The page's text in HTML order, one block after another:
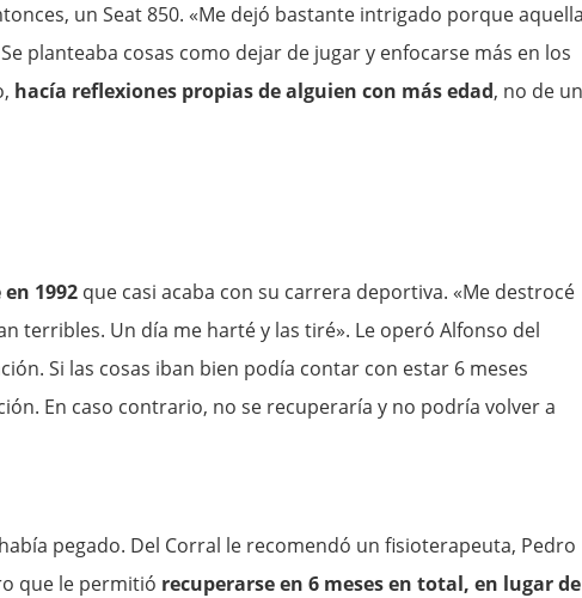
un Seat 850. «Me dejó bastante intrigado porque
planteaba cosas como dejar de jugar y enfocarse más en los
hacía reflexiones propias de alguien con más edad, no de
1992 que casi acaba con su carrera deportiva. «Me destrocé
terribles. Un día me harté y las tiré». Le operó Alfonso del
Si las cosas iban bien podía contar con estar 6 meses
En caso contrario, no se recuperaría y no podría volver a
pegado. Del Corral le recomendó un fisioterapeuta, Pedro
que le permitió recuperarse en 6 meses en total, en lugar de